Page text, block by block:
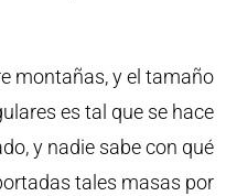
montañas, y el tamaño
es tal que se hace
y nadie sabe con qué
tales masas por